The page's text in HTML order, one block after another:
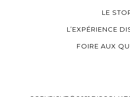
LE
L’EXPÉRIENCE
FOIRE AUX